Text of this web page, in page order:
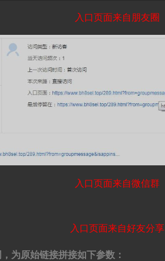
入口页面来自朋友圈
入口页面来自微信群
入口页面来自好友分享
为原始链接拼接如下参数：